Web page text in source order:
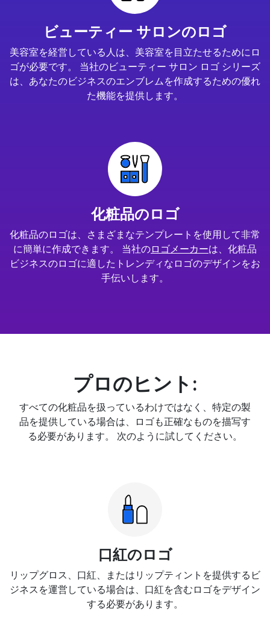
ビューティー サロンのロゴ
美容室を経営している人は、美容室を目立たせるためにロ
ゴが必要です。 当社のビューティー サロン ロゴ シリーズ
は、あなたのビジネスのエンブレムを作成するための優れ
た機能を提供します。
化粧品のロゴ
化粧品のロゴは、さまざまなテンプレートを使用して非常
に簡単に作成できます。 当社のロゴメーカーは、化粧品
ビジネスのロゴに適したトレンディなロゴのデザインをお
手伝いします。
プロのヒント:
すべての化粧品を扱っているわけではなく、特定の製
品を提供している場合は、ロゴも正確なものを描写す
る必要があります。 次のように試してください。
口紅のロゴ
リップグロス、口紅、またはリップティントを提供するビ
ジネスを運営している場合は、口紅を含むロゴをデザイン
する必要があります。